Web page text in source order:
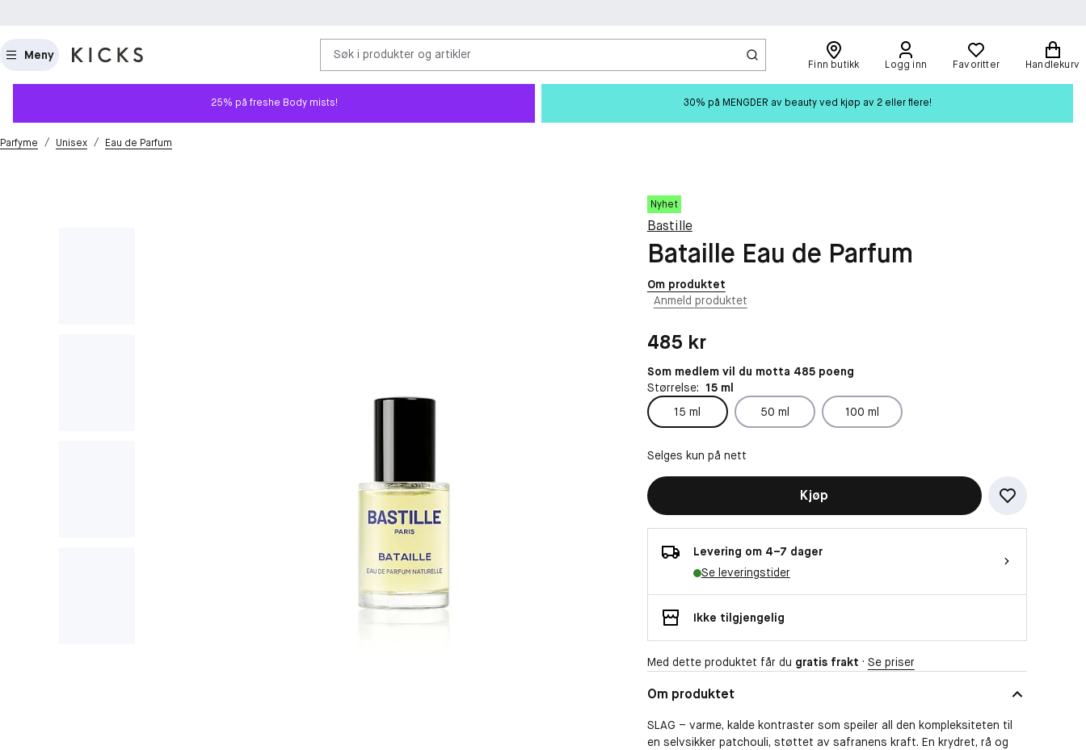
Meny Søk i produkter og artikler
Finn butikk Logg inn Favoritter Handlekurv
25% på freshe Body mists! 30% på MENGDER av beauty ved kjøp av 2 eller flere!
Parfyme / Unisex / Eau de Parfum
Nyhet
Bastille
Bataille Eau de Parfum
Om produktet
Anmeld produktet
Størrelse: 15 ml
15 ml
50 ml 100 ml
Pris: 485 kr
485 kr
Som medlem vil du motta 485 poeng
Selges kun på nett
Kjøp
Levering om 4–7 dager
Se leveringstider
Ikke tilgjengelig
Med dette produktet får du gratis frakt · Se priser
Om produktet
SLAG – varme, kalde kontraster som speiler all den kompleksiteten til
en selvsikker patchouli, støttet av safranens kraft. En krydret, rå og